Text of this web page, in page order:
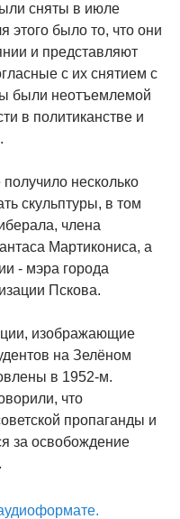
сняты в июле
этого было то, что они
и представляют
с их снятием с
были неотъемлемой
в политиканстве и
несколько
скульптуры, в том
члена
Мартикониса, а
- мэра города
Пскова.
изображающие
на Зелёном
в 1952-м.
что
пропаганды и
за освобождение